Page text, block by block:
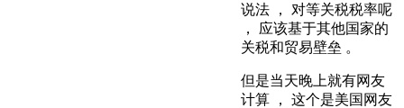
说法 ， 对等关税税率呢
， 应该基于其他国家的
关税和贸易壁垒 。
但是当天晚上就有网友
计算 ， 这个是美国网友